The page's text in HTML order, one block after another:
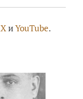
иYouTube.